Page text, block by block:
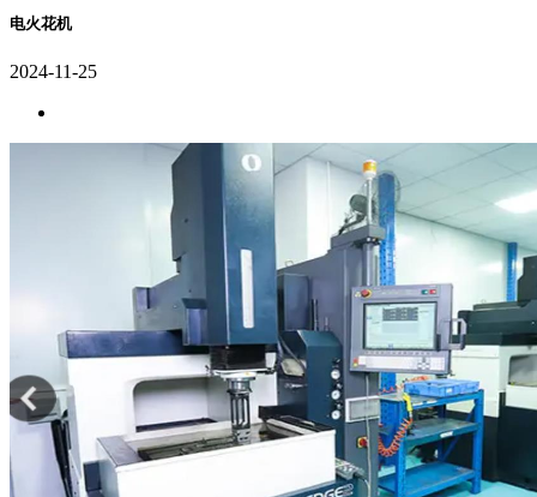
电火花机
2024-11-25